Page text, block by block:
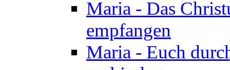
Maria - Das
empfangen
Maria - Euch